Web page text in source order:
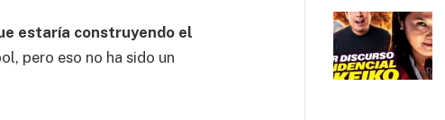
estaría construyendo el
pero eso no ha sido un